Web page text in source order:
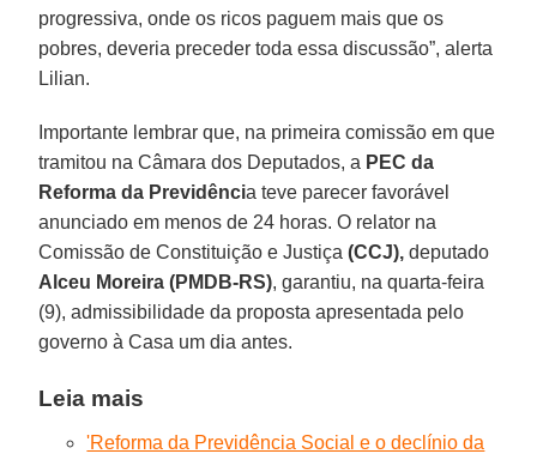
progressiva, onde os ricos paguem mais que os
pobres, deveria preceder toda essa discussão”, alerta
Lilian.
Importante lembrar que, na primeira comissão em que
tramitou na Câmara dos Deputados, a PEC da
Reforma da Previdência teve parecer favorável
anunciado em menos de 24 horas. O relator na
Comissão de Constituição e Justiça(CCJ), deputado
Alceu Moreira (PMDB-RS), garantiu, na quarta-feira
(9), admissibilidade da proposta apresentada pelo
governo à Casa um dia antes.
Leia mais
'Reforma da Previdência Social e o declínio da